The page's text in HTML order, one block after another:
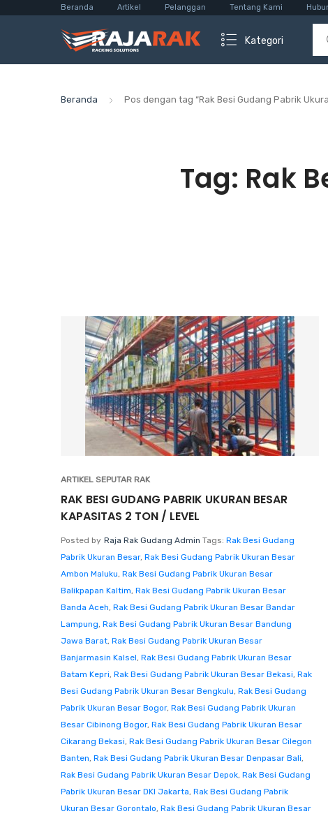
Beranda Artikel Pelanggan Tentang Kami
Kategori
Beranda Pos dengan tag “Rak Besi Gudang Pabrik
Tag: Rak
ARTIKEL SEPUTAR RAK
RAK BESI GUDANG PABRIK UKURAN BESAR
KAPASITAS 2 TON / LEVEL
Posted by Raja Rak Gudang Admin Tags: Rak Besi Gudang
Pabrik Ukuran Besar, Rak Besi Gudang Pabrik Ukuran Besar
Ambon Maluku, Rak Besi Gudang Pabrik Ukuran Besar
Balikpapan Kaltim, Rak Besi Gudang Pabrik Ukuran Besar
Banda Aceh, Rak Besi Gudang Pabrik Ukuran Besar Bandar
Lampung, Rak Besi Gudang Pabrik Ukuran Besar Bandung
Jawa Barat, Rak Besi Gudang Pabrik Ukuran Besar
Banjarmasin Kalsel, Rak Besi Gudang Pabrik Ukuran Besar
Batam Kepri, Rak Besi Gudang Pabrik Ukuran Besar Bekasi, Rak
Besi Gudang Pabrik Ukuran Besar Bengkulu, Rak Besi Gudang
Pabrik Ukuran Besar Bogor, Rak Besi Gudang Pabrik Ukuran
Besar Cibinong Bogor, Rak Besi Gudang Pabrik Ukuran Besar
Cikarang Bekasi, Rak Besi Gudang Pabrik Ukuran Besar Cilegon
Banten, Rak Besi Gudang Pabrik Ukuran Besar Denpasar Bali,
Rak Besi Gudang Pabrik Ukuran Besar Depok, Rak Besi Gudang
Pabrik Ukuran Besar DKI Jakarta, Rak Besi Gudang Pabrik
Ukuran Besar Gorontalo, Rak Besi Gudang Pabrik Ukuran Besar